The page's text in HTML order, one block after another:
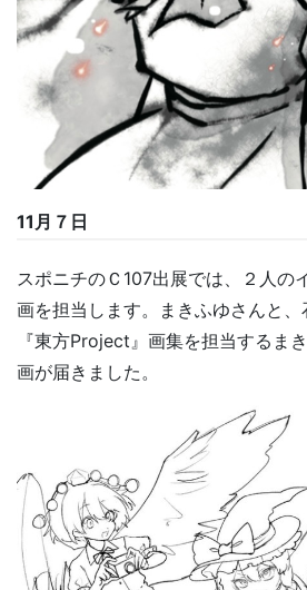
11月７日
スポニチのＣ107出展では、２人の
画を担当します。まきふゆさんと、
『東方Project』画集を担当するま
画が届きました。